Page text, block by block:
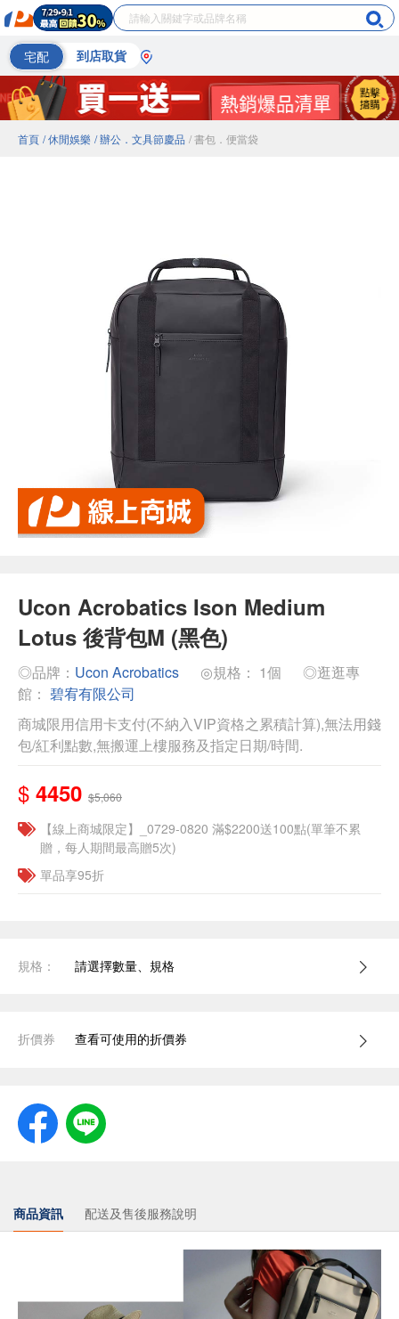
宅配 到店取貨
首頁 / 休閒娛樂 / 辦公．文具節慶品 / 書包．便當袋
Ucon Acrobatics Ison Medium
Lotus 後背包M (黑色)
◎品牌： Ucon Acrobatics ◎規格： 1個
◎逛逛專
館： 碧宥有限公司
商城限用信用卡支付(不納入VIP資格之累積計算),無法用錢
包/紅利點數,無搬運上樓服務及指定日期/時間.
$ 4450 $5,060
【線上商城限定】_0729-0820 滿$2200送100點(單筆不累
贈，每人期間最高贈5次)
單品享95折
規格： 請選擇數量、規格
折價券 查看可使用的折價券
商品資訊 配送及售後服務說明